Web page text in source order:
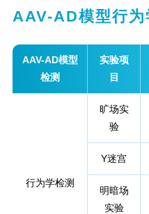
AAV-AD模型行为
AAV-AD模型
检测
实验项
目
行为学检测
旷场实
验
Y迷宫
明暗场
实验